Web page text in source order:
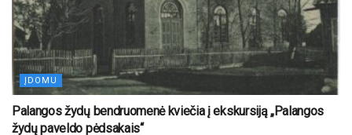
ĮDOMU
Palangos žydų bendruomenė kviečia į ekskursiją „Palangos
žydų paveldo pėdsakais“